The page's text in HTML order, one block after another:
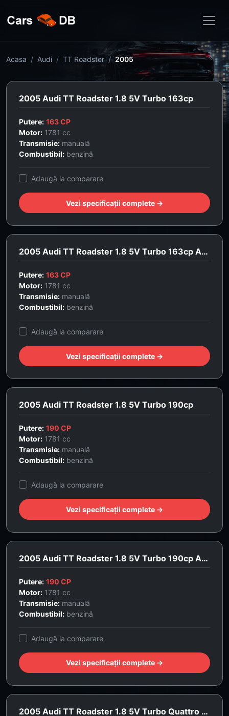
Acasa Audi TT Roadster 2005
2005 Audi TT Roadster 1.8 5V Turbo 163cp
Putere: 163 CP
Motor: 1781 cc
Transmisie: manuală
Combustibil: benzină
Adaugă la comparare
Vezi specificații complete →
2005 Audi TT Roadster 1.8 5V Turbo 163cp Advance
Putere: 163 CP
Motor: 1781 cc
Transmisie: manuală
Combustibil: benzină
Adaugă la comparare
Vezi specificații complete →
2005 Audi TT Roadster 1.8 5V Turbo 190cp
Putere: 190 CP
Motor: 1781 cc
Transmisie: manuală
Combustibil: benzină
Adaugă la comparare
Vezi specificații complete →
2005 Audi TT Roadster 1.8 5V Turbo 190cp Advance
Putere: 190 CP
Motor: 1781 cc
Transmisie: manuală
Combustibil: benzină
Adaugă la comparare
Vezi specificații complete →
2005 Audi TT Roadster 1.8 5V Turbo Quattro 190cp